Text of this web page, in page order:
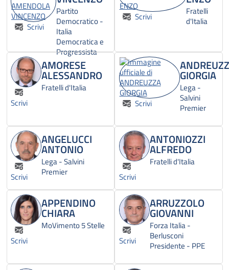
Scrivi
Partito
Democratico -
Italia
Democratica e
Progressista
Scrivi
Fratelli
d'Italia
Scrivi
AMORESE
ALESSANDRO
Fratelli d'Italia
Scrivi
GIORGIA
Lega -
Salvini
Premier
Scrivi
ANGELUCCI
ANTONIO
Lega - Salvini
Premier
Scrivi
ANTONIOZZI
ALFREDO
Fratelli d'Italia
Scrivi
APPENDINO
CHIARA
MoVimento 5 Stelle
Scrivi
ARRUZZOLO
GIOVANNI
Forza Italia -
Berlusconi
Presidente - PPE